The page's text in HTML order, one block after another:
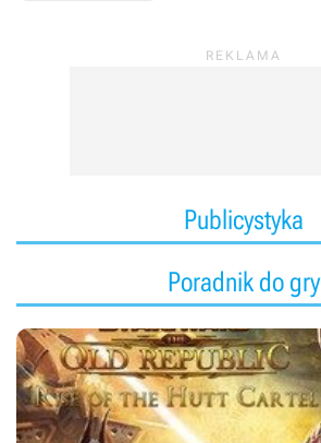
Publicystyka
Poradnik do gry